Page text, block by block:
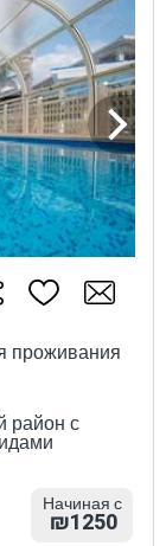
проживания
район с
Начиная с
₪1250